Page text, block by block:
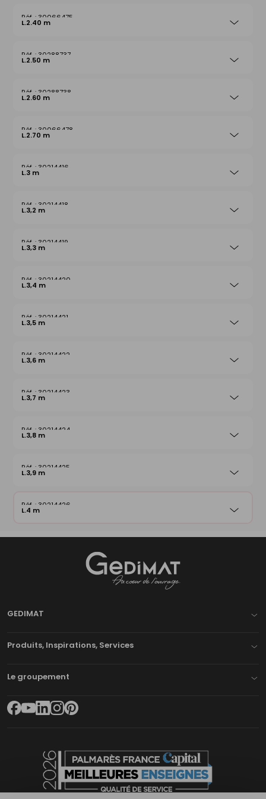
30066475
L.2.40 m
30288737
L.2.50 m
30288738
L.2.60 m
30066478
L.2.70 m
30214416
L.3 m
30214418
L.3,2 m
30214419
L.3,3 m
30214420
L.3,4 m
30214421
L.3,5 m
30214422
L.3,6 m
30214423
L.3,7 m
30214424
L.3,8 m
30214425
L.3,9 m
30214426
L.4 m
GEDIMAT
Produits, Inspirations, Services
Le groupement